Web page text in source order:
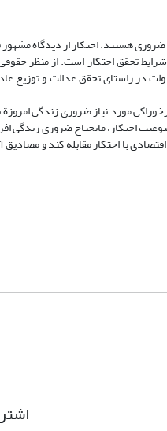
هستند. احتکار از دیدگاه مشهور
تحقق احتکار است. از منظر
در راستای تحقق عدالت و توزیع
مورد نیاز ضروری زندگی
احتکار، مایحتاج ضروری زندگی
با احتکار مقابله کند و مصادیق